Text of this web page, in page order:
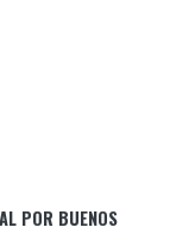
POR BUENOS
de